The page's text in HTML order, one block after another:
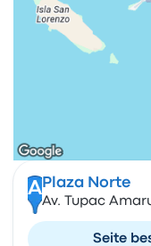
A Plaza Norte
Av. Tupac
Seite